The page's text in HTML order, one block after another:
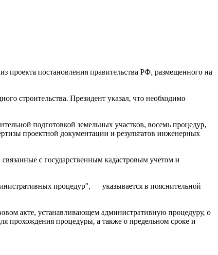
проекта постановления правительства РФ, размещенного на
строительства. Президент указал, что необходимо
подготовкой земельных участков, восемь процедур,
проектной документации и результатов инженерных
с государственным кадастровым учетом и
процедур", — указывается в пояснительной
акте, устанавливающем административную процедуру, о
прохождения процедуры, а также о предельном сроке и